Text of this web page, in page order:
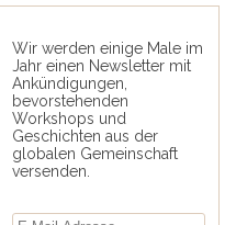
Wir werden einige Male im
Jahr einen Newsletter mit
Ankündigungen,
bevorstehenden
Workshops und
Geschichten aus der
globalen Gemeinschaft
versenden.